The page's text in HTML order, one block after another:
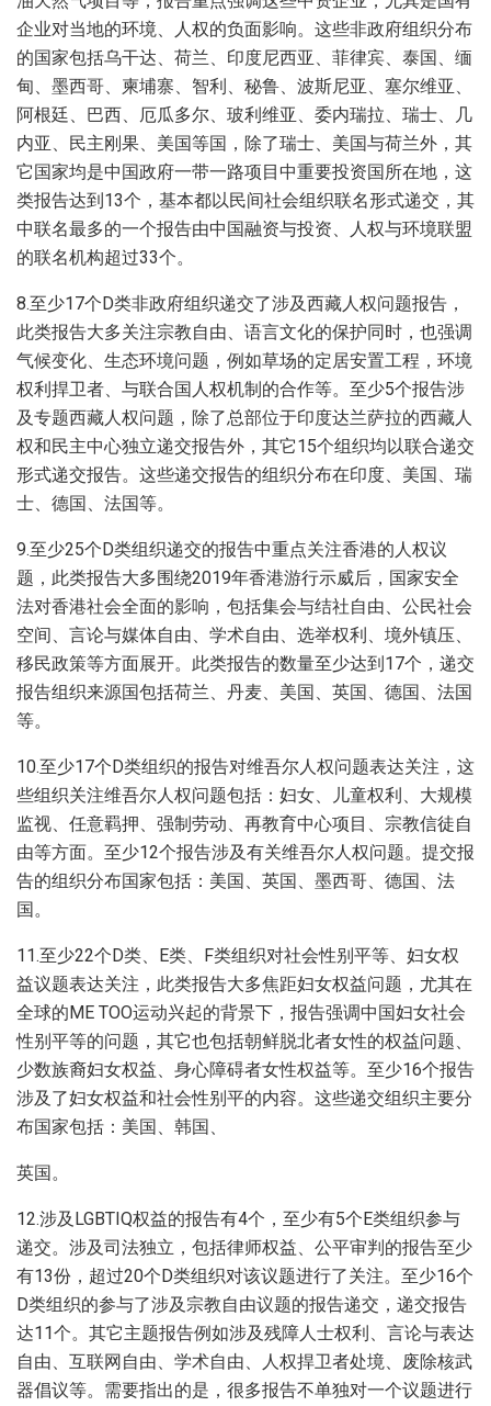
企业对当地的环境、人权的负面影响。这些非政府组织分布
的国家包括乌干达、荷兰、印度尼西亚、菲律宾、泰国、缅
甸、墨西哥、柬埔寨、智利、秘鲁、波斯尼亚、塞尔维亚、
阿根廷、巴西、厄瓜多尔、玻利维亚、委内瑞拉、瑞士、几
内亚、民主刚果、美国等国，除了瑞士、美国与荷兰外，其
它国家均是中国政府一带一路项目中重要投资国所在地，这
类报告达到13个，基本都以民间社会组织联名形式递交，其
中联名最多的一个报告由中国融资与投资、人权与环境联盟
的联名机构超过33个。
8.至少17个D类非政府组织递交了涉及西藏人权问题报告，
此类报告大多关注宗教自由、语言文化的保护同时，也强调
气候变化、生态环境问题，例如草场的定居安置工程，环境
权利捍卫者、与联合国人权机制的合作等。至少5个报告涉
及专题西藏人权问题，除了总部位于印度达兰萨拉的西藏人
权和民主中心独立递交报告外，其它15个组织均以联合递交
形式递交报告。这些递交报告的组织分布在印度、美国、瑞
士、德国、法国等。
9.至少25个D类组织递交的报告中重点关注香港的人权议
题，此类报告大多围绕2019年香港游行示威后，国家安全
法对香港社会全面的影响，包括集会与结社自由、公民社会
空间、言论与媒体自由、学术自由、选举权利、境外镇压、
移民政策等方面展开。此类报告的数量至少达到17个，递交
报告组织来源国包括荷兰、丹麦、美国、英国、德国、法国
等。
10.至少17个D类组织的报告对维吾尔人权问题表达关注，这
些组织关注维吾尔人权问题包括：妇女、儿童权利、大规模
监视、任意羁押、强制劳动、再教育中心项目、宗教信徒自
由等方面。至少12个报告涉及有关维吾尔人权问题。提交报
告的组织分布国家包括：美国、英国、墨西哥、德国、法
国。
11.至少22个D类、E类、F类组织对社会性别平等、妇女权
益议题表达关注，此类报告大多焦距妇女权益问题，尤其在
全球的ME TOO运动兴起的背景下，报告强调中国妇女社会
性别平等的问题，其它也包括朝鲜脱北者女性的权益问题、
少数族裔妇女权益、身心障碍者女性权益等。至少16个报告
涉及了妇女权益和社会性别平的内容。这些递交组织主要分
布国家包括：美国、韩国、
英国。
12.涉及LGBTIQ权益的报告有4个，至少有5个E类组织参与
递交。涉及司法独立，包括律师权益、公平审判的报告至少
有13份，超过20个D类组织对该议题进行了关注。至少16个
D类组织的参与了涉及宗教自由议题的报告递交，递交报告
达11个。其它主题报告例如涉及残障人士权利、言论与表达
自由、互联网自由、学术自由、人权捍卫者处境、废除核武
器倡议等。需要指出的是，很多报告不单独对一个议题进行